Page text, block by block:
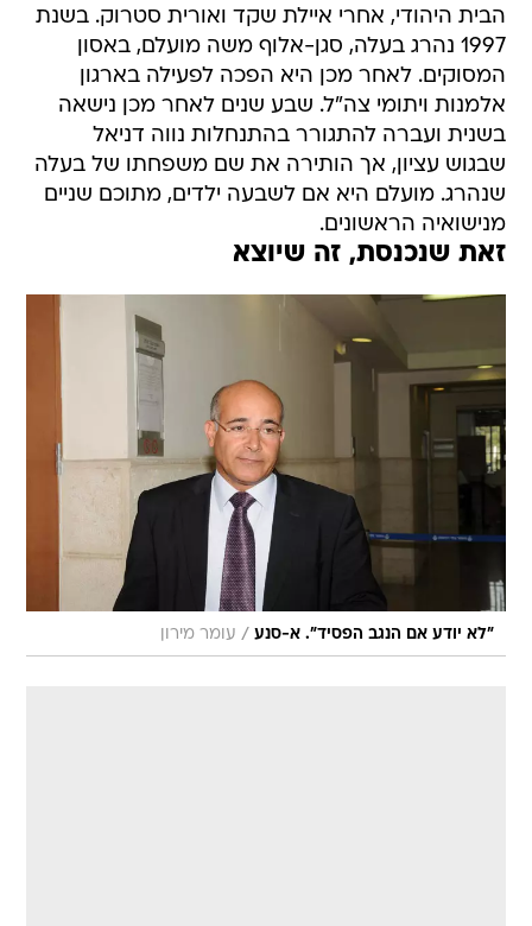
הבית היהודי, אחרי איילת שקד ואורית סטרוק. בשנת
1997 נהרג בעלה, סגן-אלוף משה מועלם, באסון
המסוקים. לאחר מכן היא הפכה לפעילה בארגון
אלמנות ויתומי צה"ל. שבע שנים לאחר מכן נישאה
בשנית ועברה להתגורר בהתנחלות נווה דניאל
שבגוש עציון, אך הותירה את שם משפחתו של בעלה
שנהרג. מועלם היא אם לשבעה ילדים, מתוכם שניים
מנישואיה הראשונים.
זאת שנכנסת, זה שיוצא
"לא יודע אם הנגב הפסיד". א-סנע / עומר מירון